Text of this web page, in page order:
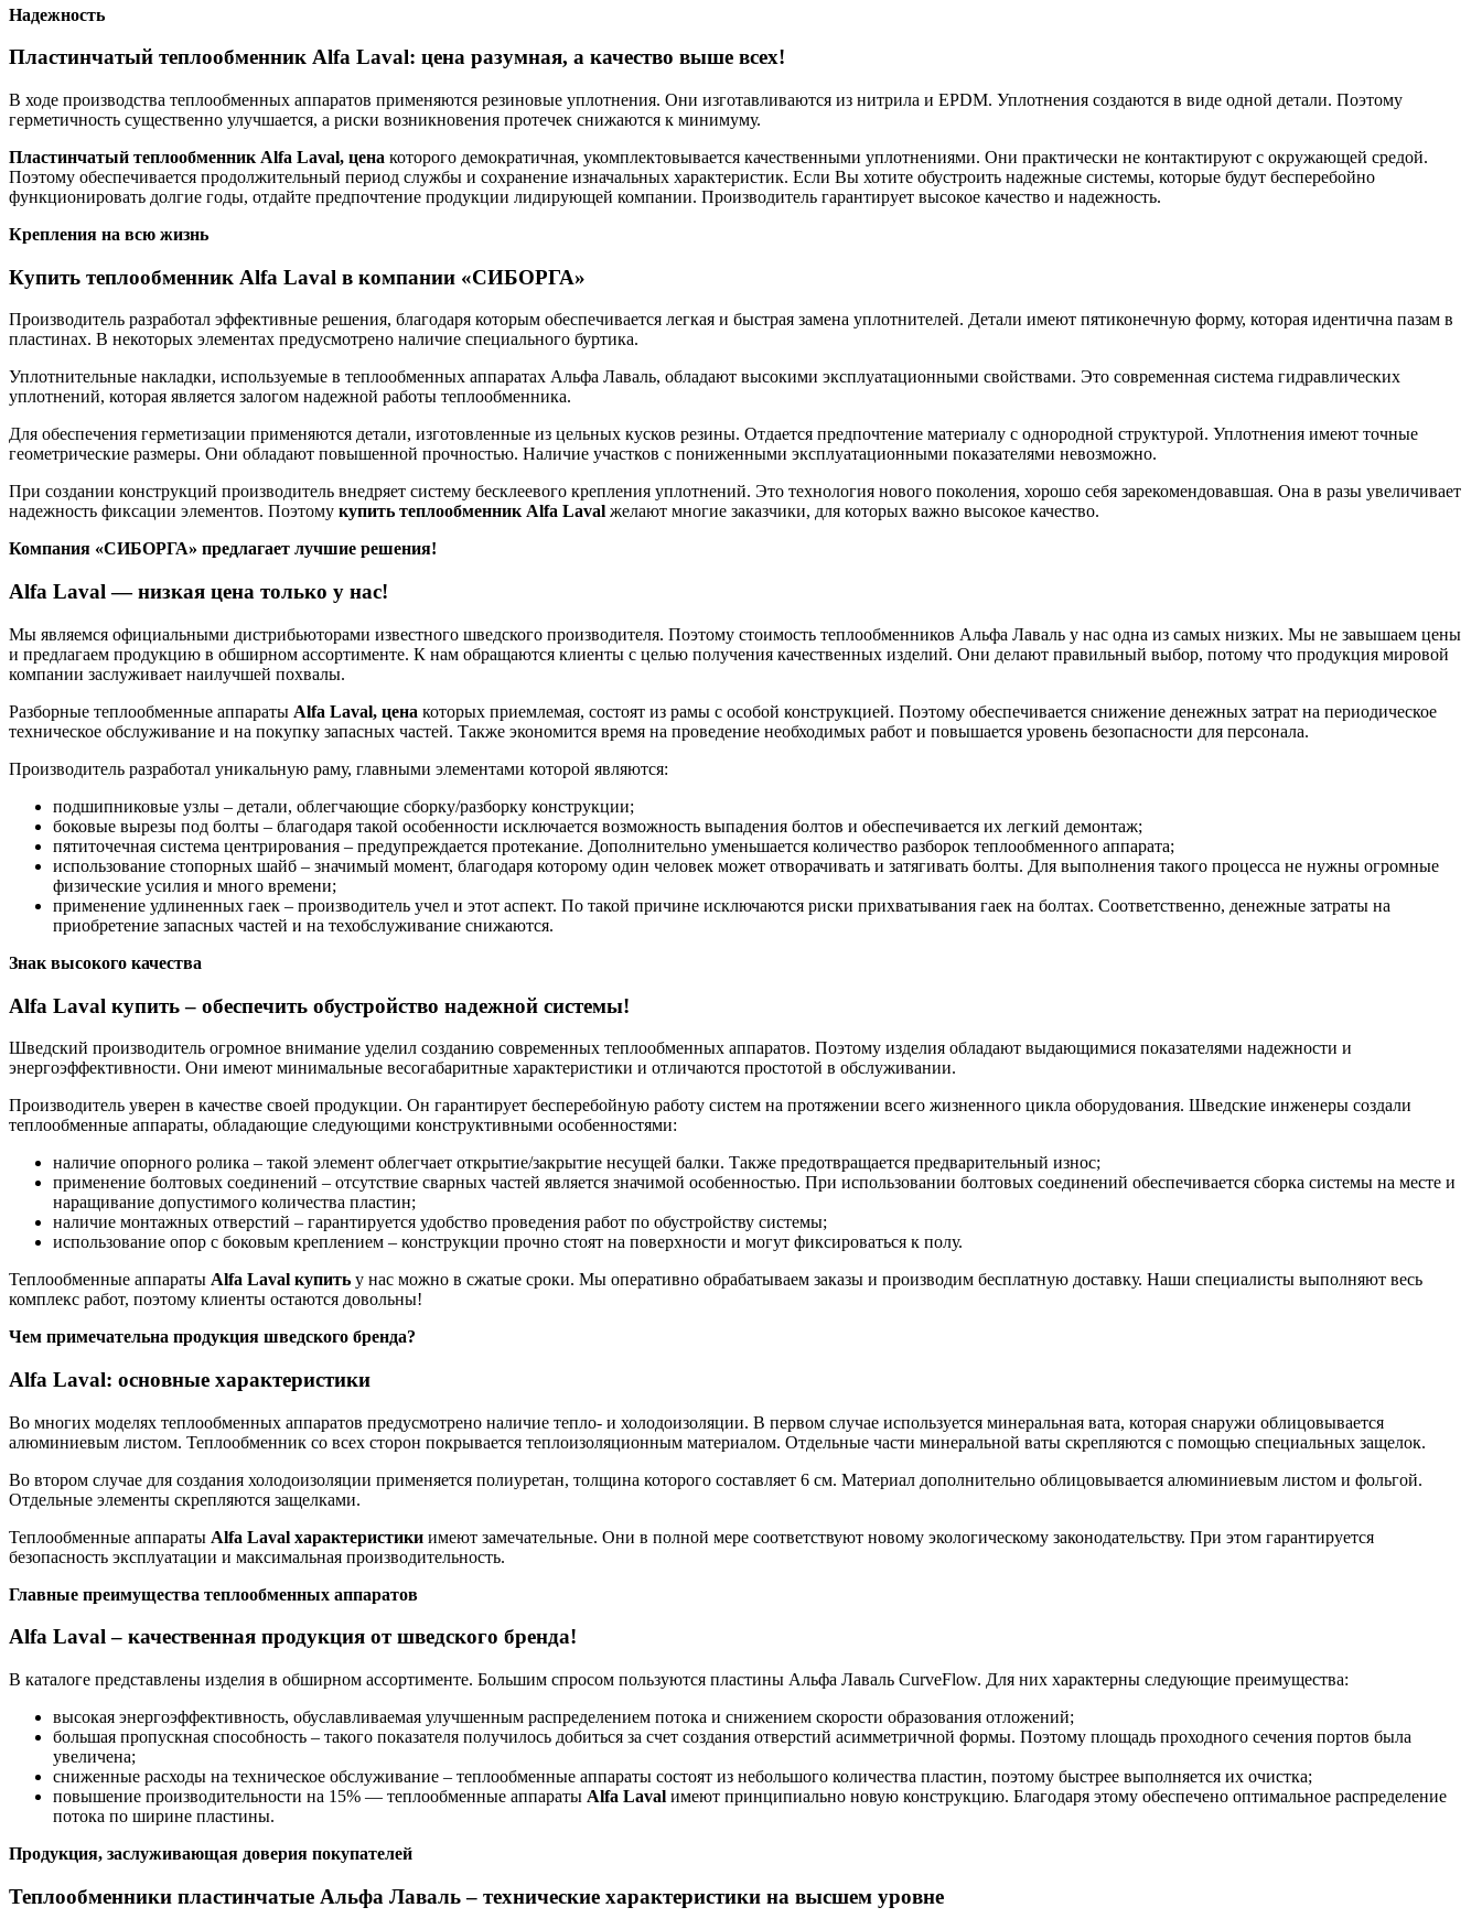
Надежность
Пластинчатый теплообменник Alfa Laval: цена разумная, а качество выше всех!
В ходе производства теплообменных аппаратов применяются резиновые уплотнения. Они изготавливаются из нитрила и EPDM. Уплотнения создаются в виде одной детали. Поэтому
герметичность существенно улучшается, а риски возникновения протечек снижаются к минимуму.
Пластинчатый теплообменник Alfa Laval, цена которого демократичная, укомплектовывается качественными уплотнениями. Они практически не контактируют с окружающей средой.
Поэтому обеспечивается продолжительный период службы и сохранение изначальных характеристик. Если Вы хотите обустроить надежные системы, которые будут бесперебойно
функционировать долгие годы, отдайте предпочтение продукции лидирующей компании. Производитель гарантирует высокое качество и надежность.
Крепления на всю жизнь
Купить теплообменник Alfa Laval в компании «СИБОРГА»
Производитель разработал эффективные решения, благодаря которым обеспечивается легкая и быстрая замена уплотнителей. Детали имеют пятиконечную форму, которая идентична пазам в
пластинах. В некоторых элементах предусмотрено наличие специального буртика.
Уплотнительные накладки, используемые в теплообменных аппаратах Альфа Лаваль, обладают высокими эксплуатационными свойствами. Это современная система гидравлических
уплотнений, которая является залогом надежной работы теплообменника.
Для обеспечения герметизации применяются детали, изготовленные из цельных кусков резины. Отдается предпочтение материалу с однородной структурой. Уплотнения имеют точные
геометрические размеры. Они обладают повышенной прочностью. Наличие участков с пониженными эксплуатационными показателями невозможно.
При создании конструкций производитель внедряет систему бесклеевого крепления уплотнений. Это технология нового поколения, хорошо себя зарекомендовавшая. Она в разы увеличивает
надежность фиксации элементов. Поэтому купить теплообменник Alfa Laval желают многие заказчики, для которых важно высокое качество.
Компания «СИБОРГА» предлагает лучшие решения!
Alfa Laval — низкая цена только у нас!
Мы являемся официальными дистрибьюторами известного шведского производителя. Поэтому стоимость теплообменников Альфа Лаваль у нас одна из самых низких. Мы не завышаем цены
и предлагаем продукцию в обширном ассортименте. К нам обращаются клиенты с целью получения качественных изделий. Они делают правильный выбор, потому что продукция мировой
компании заслуживает наилучшей похвалы.
Разборные теплообменные аппараты Alfa Laval, цена которых приемлемая, состоят из рамы с особой конструкцией. Поэтому обеспечивается снижение денежных затрат на периодическое
техническое обслуживание и на покупку запасных частей. Также экономится время на проведение необходимых работ и повышается уровень безопасности для персонала.
Производитель разработал уникальную раму, главными элементами которой являются:
подшипниковые узлы – детали, облегчающие сборку/разборку конструкции;
боковые вырезы под болты – благодаря такой особенности исключается возможность выпадения болтов и обеспечивается их легкий демонтаж;
пятиточечная система центрирования – предупреждается протекание. Дополнительно уменьшается количество разборок теплообменного аппарата;
использование стопорных шайб – значимый момент, благодаря которому один человек может отворачивать и затягивать болты. Для выполнения такого процесса не нужны огромные
физические усилия и много времени;
применение удлиненных гаек – производитель учел и этот аспект. По такой причине исключаются риски прихватывания гаек на болтах. Соответственно, денежные затраты на
приобретение запасных частей и на техобслуживание снижаются.
Знак высокого качества
Alfa Laval купить – обеспечить обустройство надежной системы!
Шведский производитель огромное внимание уделил созданию современных теплообменных аппаратов. Поэтому изделия обладают выдающимися показателями надежности и
энергоэффективности. Они имеют минимальные весогабаритные характеристики и отличаются простотой в обслуживании.
Производитель уверен в качестве своей продукции. Он гарантирует бесперебойную работу систем на протяжении всего жизненного цикла оборудования. Шведские инженеры создали
теплообменные аппараты, обладающие следующими конструктивными особенностями:
наличие опорного ролика – такой элемент облегчает открытие/закрытие несущей балки. Также предотвращается предварительный износ;
применение болтовых соединений – отсутствие сварных частей является значимой особенностью. При использовании болтовых соединений обеспечивается сборка системы на месте и
наращивание допустимого количества пластин;
наличие монтажных отверстий – гарантируется удобство проведения работ по обустройству системы;
использование опор с боковым креплением – конструкции прочно стоят на поверхности и могут фиксироваться к полу.
Теплообменные аппараты Alfa Laval купить у нас можно в сжатые сроки. Мы оперативно обрабатываем заказы и производим бесплатную доставку. Наши специалисты выполняют весь
комплекс работ, поэтому клиенты остаются довольны!
Чем примечательна продукция шведского бренда?
Alfa Laval: основные характеристики
Во многих моделях теплообменных аппаратов предусмотрено наличие тепло- и холодоизоляции. В первом случае используется минеральная вата, которая снаружи облицовывается
алюминиевым листом. Теплообменник со всех сторон покрывается теплоизоляционным материалом. Отдельные части минеральной ваты скрепляются с помощью специальных защелок.
Во втором случае для создания холодоизоляции применяется полиуретан, толщина которого составляет 6 см. Материал дополнительно облицовывается алюминиевым листом и фольгой.
Отдельные элементы скрепляются защелками.
Теплообменные аппараты Alfa Laval характеристики имеют замечательные. Они в полной мере соответствуют новому экологическому законодательству. При этом гарантируется
безопасность эксплуатации и максимальная производительность.
Главные преимущества теплообменных аппаратов
Alfa Laval – качественная продукция от шведского бренда!
В каталоге представлены изделия в обширном ассортименте. Большим спросом пользуются пластины Альфа Лаваль CurveFlow. Для них характерны следующие преимущества:
высокая энергоэффективность, обуславливаемая улучшенным распределением потока и снижением скорости образования отложений;
большая пропускная способность – такого показателя получилось добиться за счет создания отверстий асимметричной формы. Поэтому площадь проходного сечения портов была
увеличена;
сниженные расходы на техническое обслуживание – теплообменные аппараты состоят из небольшого количества пластин, поэтому быстрее выполняется их очистка;
повышение производительности на 15% — теплообменные аппараты Alfa Laval имеют принципиально новую конструкцию. Благодаря этому обеспечено оптимальное распределение
потока по ширине пластины.
Продукция, заслуживающая доверия покупателей
Теплообменники пластинчатые Альфа Лаваль – технические характеристики на высшем уровне